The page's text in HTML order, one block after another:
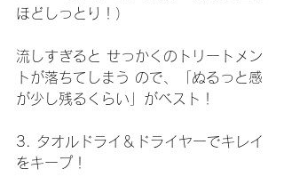
ほどしっとり！）
流しすぎると せっかくのトリートメン
トが落ちてしまう ので、「ぬるっと感
が少し残るくらい」がベスト！
3. タオルドライ＆ドライヤーでキレイ
をキープ！